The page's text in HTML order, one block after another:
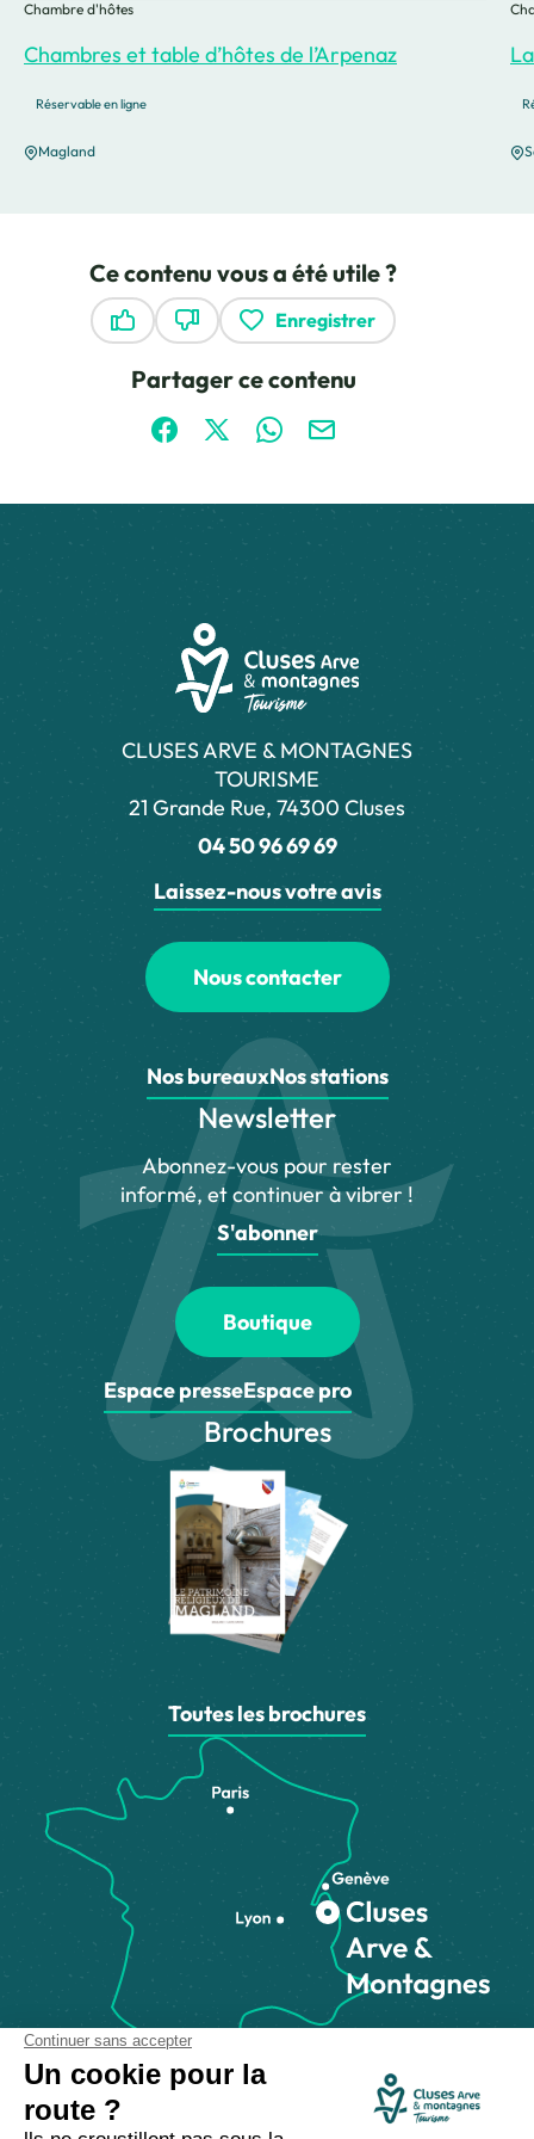
Chambres et table d’hôtes de l’Arpenaz
Chambre d'hôtes
Réservable en ligne
Magland
Ce contenu vous a été utile ?
Enregistrer
Partager ce contenu
Partager sur Facebook (nouvelle fenêtre)
Partager sur X / Twitter (nouvelle
Partager sur WhatsApp
Partager par mail
CLUSES ARVE & MONTAGNES
TOURISME
21 Grande Rue, 74300 Cluses
04 50 96 69 69
Laissez-nous votre avis
Nous contacter
Nos bureauxNos stations
Newsletter
Abonnez-vous pour rester
informé, et continuer à vibrer !
S'abonner
Boutique
Espace presseEspace pro
Brochures
Toutes les brochures